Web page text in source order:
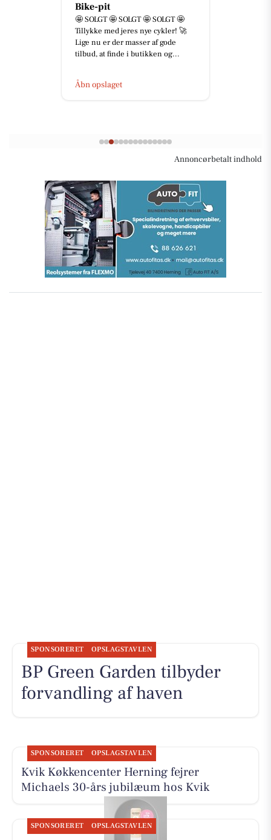
Bike-pit
🤩 SOLGT 🤩 SOLGT 🤩 SOLGT 🤩
Tillykke med jeres nye cykler! 🚀
Lige nu er der masser af gode
tilbud, at finde i butikken og...
Åbn opslaget
Annoncørbetalt indhold
SPONSORERET OPSLAGSTAVLEN
BP Green Garden tilbyder
forvandling af haven
SPONSORERET OPSLAGSTAVLEN
Kvik Køkkencenter Herning fejrer
Michaels 30-års jubilæum hos Kvik
SPONSORERET OPSLAGSTAVLEN